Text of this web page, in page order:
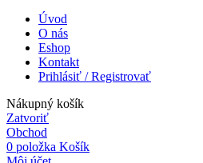
Úvod
O nás
Eshop
Kontakt
Prihlásiť / Registrovať
Nákupný košík
Zatvoriť
Obchod
0 položka Košík